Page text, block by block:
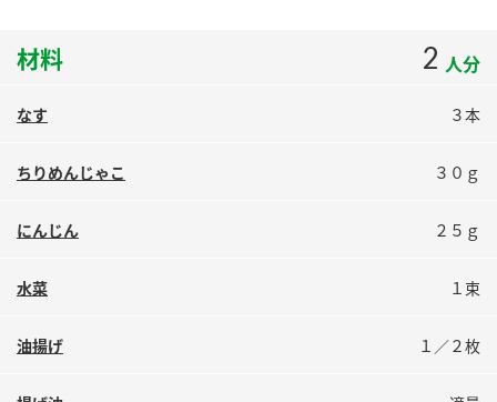
ぽん酢サワー
ミツカンのCM
地図から取り扱い店舗を探す
検索
材料 2 人分
なす ３本
ちりめんじゃこ ３０ｇ
にんじん ２５ｇ
水菜 １束
油揚げ １／２枚